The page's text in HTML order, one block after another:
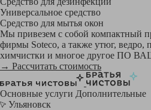
Универсальное средство
Средство для мытья окон
Мы привезем с собой компактный
фирмы Soteco, а также утюг, ведро,
химчистки и многое другое ПО
→ Рассчитать стоимость
Основные услуги Дополнительные
Ульяновск